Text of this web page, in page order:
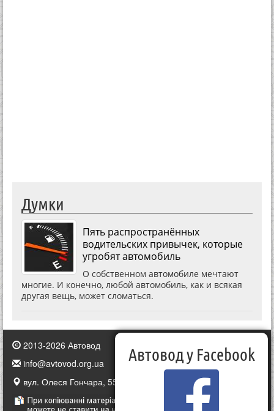
Думки
Пять распространённых
водительских привычек, которые
угробят автомобиль
О собственном автомобиле мечтают
многие. И конечно, любой автомобиль, как и всякая
другая вещь, может сломаться.
2013-2026 Автовод
info@avtovod.org.ua
вул. Олеся Гончара, 55, Київ, Україна
Автовод у Facebook